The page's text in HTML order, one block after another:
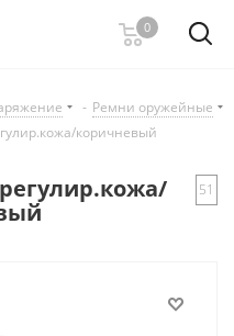
0
- Ремни оружейные
коричневый
51